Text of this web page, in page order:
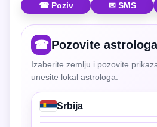
☎ Poziv ✉ SMS
☎ Pozovite astrologa
Izaberite zemlju i pozovite
unesite lokal astrologa.
Srbija